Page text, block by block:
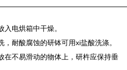
电烘箱中干燥。
耐酸腐蚀的研钵可用xi盐酸洗涤。
在不易滑动的物体上，研杵应保持垂